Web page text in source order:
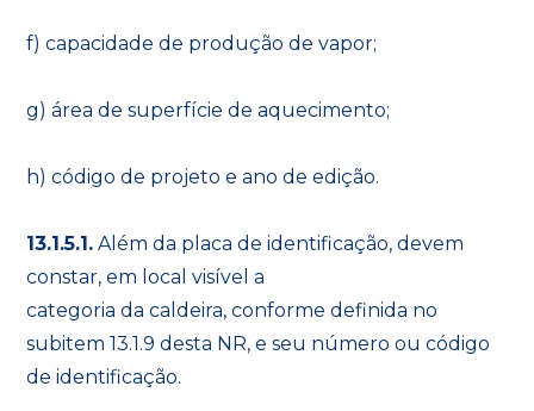
f) capacidade de produção de vapor;
g) área de superfície de aquecimento;
h) código de projeto e ano de edição.
13.1.5.1. Além da placa de identificação, devem
constar, em local visível a
categoria da caldeira, conforme definida no
subitem 13.1.9 desta NR, e seu número ou código
de identificação.